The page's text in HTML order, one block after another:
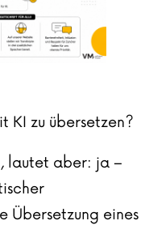
KI zu übersetzen?
lautet aber: ja –
Übersetzung eines